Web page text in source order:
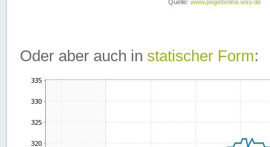
Oder aber auch in statischer Form: